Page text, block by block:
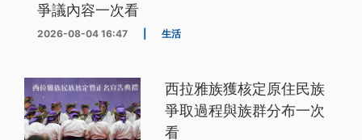
爭議內容一次看
2026-08-04 16:47 生活
西拉雅族獲核定原住民族
爭取過程與族群分布一次
看